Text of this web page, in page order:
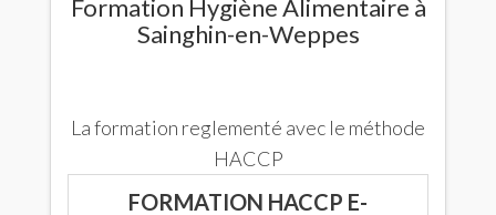
Formation Hygiène Alimentaire à
Sainghin-en-Weppes
La formation reglementé avec le méthode
HACCP
FORMATION HACCP E-